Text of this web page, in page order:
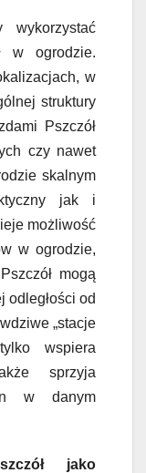
wykorzystać
w ogrodzie.
w
struktury
Pszczół
czy nawet
skalnym
jak i
możliwość
w ogrodzie,
mogą
odległości od
„stacje
wspiera
sprzyja
w danym
jako